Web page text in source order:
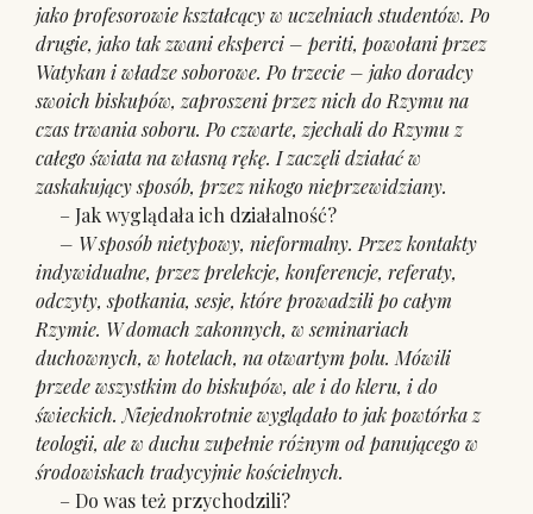
jako profesorowie kształcący w uczelniach studentów. Po
drugie, jako tak zwani eksperci – periti, powołani przez
Watykan i władze soborowe. Po trzecie – jako doradcy
swoich biskupów, zaproszeni przez nich do Rzymu na
czas trwania soboru. Po czwarte, zjechali do Rzymu z
całego świata na własną rękę. I zaczęli działać w
zaskakujący sposób, przez nikogo nieprzewidziany.
– Jak wyglądała ich działalność?
– W sposób nietypowy, nieformalny. Przez kontakty
indywidualne, przez prelekcje, konferencje, referaty,
odczyty, spotkania, sesje, które prowadzili po całym
Rzymie. W domach zakonnych, w seminariach
duchownych, w hotelach, na otwartym polu. Mówili
przede wszystkim do biskupów, ale i do kleru, i do
świeckich. Niejednokrotnie wyglądało to jak powtórka z
teologii, ale w duchu zupełnie różnym od panującego w
środowiskach tradycyjnie kościelnych.
– Do was też przychodzili?